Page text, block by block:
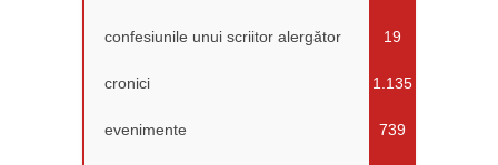
confesiunile unui scriitor alergător 19
cronici 1.135
evenimente 739